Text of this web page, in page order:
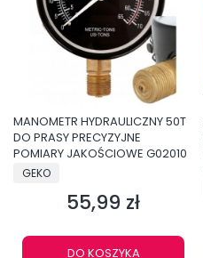
MANOMETR HYDRAULICZNY 50T
DO PRASY PRECYZYJNE
POMIARY JAKOŚCIOWE G02010
PRODUCENT
GEKO
Cena
55,99 zł
DO KOSZYKA